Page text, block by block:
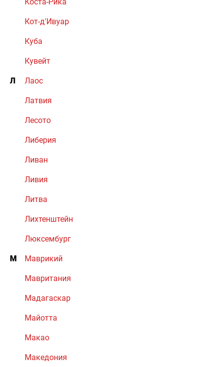
Кот-д'Ивуар
Куба
Кувейт
Л Лаос
Латвия
Лесото
Либерия
Ливан
Ливия
Литва
Лихтенштейн
Люксембург
М Маврикий
Мавритания
Мадагаскар
Майотта
Макао
Македония